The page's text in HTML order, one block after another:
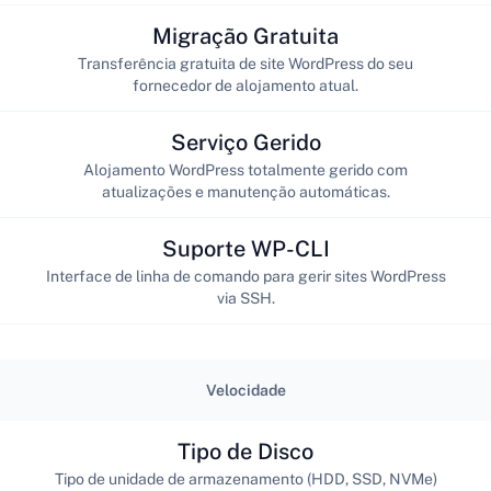
Migração Gratuita
Transferência gratuita de site WordPress do seu
fornecedor de alojamento atual.
Serviço Gerido
Alojamento WordPress totalmente gerido com
atualizações e manutenção automáticas.
Suporte WP-CLI
Interface de linha de comando para gerir sites WordPress
via SSH.
Velocidade
Tipo de Disco
Tipo de unidade de armazenamento (HDD, SSD, NVMe)